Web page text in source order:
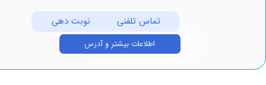
تماس تلفنی نوبت دهی
اطلاعات بیشتر و آدرس